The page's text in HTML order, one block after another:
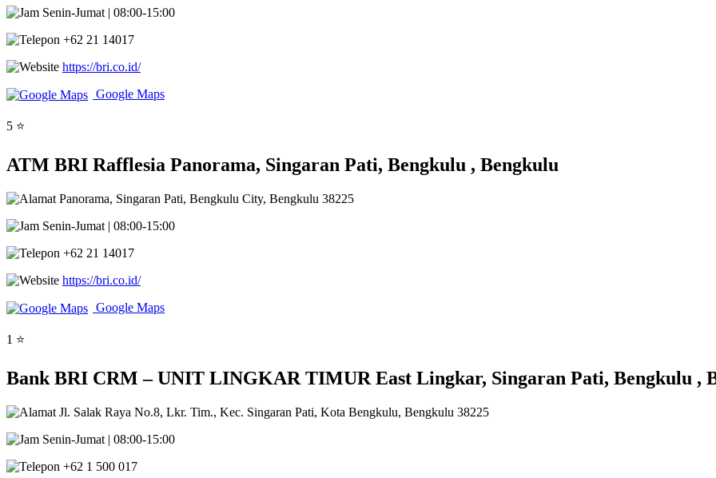
Senin-Jumat | 08:00-15:00
+62 21 14017
https://bri.co.id/
Google Maps
5 ⭐
ATM BRI Rafflesia Panorama, Singaran Pati, Bengkulu , Bengkulu
Panorama, Singaran Pati, Bengkulu City, Bengkulu 38225
Senin-Jumat | 08:00-15:00
+62 21 14017
https://bri.co.id/
Google Maps
1 ⭐
Bank BRI CRM – UNIT LINGKAR TIMUR East Lingkar, Singaran Pati, Bengkulu ,
Jl. Salak Raya No.8, Lkr. Tim., Kec. Singaran Pati, Kota Bengkulu, Bengkulu 38225
Senin-Jumat | 08:00-15:00
+62 1 500 017